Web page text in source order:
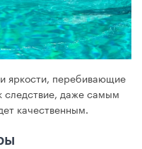
яркости, перебивающие
следствие, даже самым
качественным.